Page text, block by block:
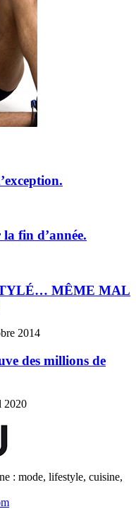
fin d’année.
MÊME MAL
2014
des millions de
2020
: mode, lifestyle, cuisine,